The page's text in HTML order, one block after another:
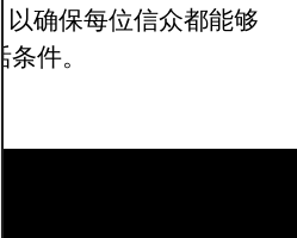
以确保每位信众都能够
件。